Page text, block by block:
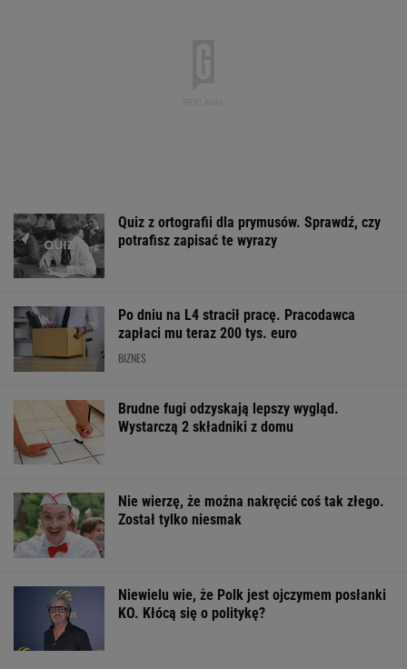
Quiz z ortografii dla prymusów. Sprawdź, czy
potrafisz zapisać te wyrazy
Po dniu na L4 stracił pracę. Pracodawca
zapłaci mu teraz 200 tys. euro
BIZNES
Brudne fugi odzyskają lepszy wygląd.
Wystarczą 2 składniki z domu
Nie wierzę, że można nakręcić coś tak złego.
Został tylko niesmak
Niewielu wie, że Polk jest ojczymem posłanki
KO. Kłócą się o politykę?